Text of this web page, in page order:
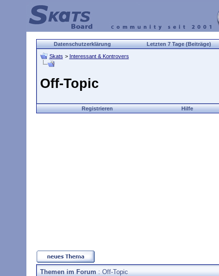
Datenschutzerklärung Letzten 7 Tage (Beiträge)
Skats > Interessant & Kontrovers
Off-Topic
Registrieren Hilfe
Themen im Forum: Off-Topic